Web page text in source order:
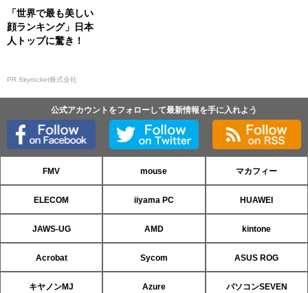
「世界で最も美しい
顔ランキング」日本
人トップに驚き！
PR Skyrocket株式会社
公式アカウントをフォローして最新情報を手に入れよう
FMV mouse マカフィー
ELECOM iiyama PC HUAWEI
JAWS-UG AMD kintone
Acrobat Sycom ASUS ROG
キヤノンMJ Azure パソコンSEVEN